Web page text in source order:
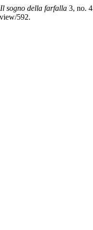
Il sogno della farfalla 3, no.
592.